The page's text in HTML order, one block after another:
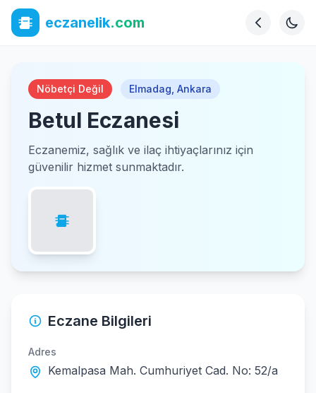
eczanelik.com
Nöbetçi Değil Elmadag Ankara
Betul Eczanesi
Eczanemiz, sağlık ve ilaç ihtiyaçlarınız için
güvenilir hizmet sunmaktadır.
Eczane Bilgileri
Adres
Kemalpasa Mah. Cumhuriyet Cad. No: 52/a